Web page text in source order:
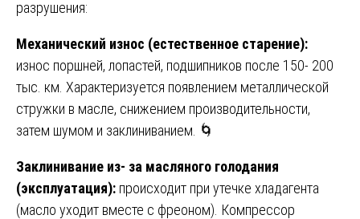
разрушения:
Механический износ (естественное старение):
износ поршней, лопастей, подшипников после 150- 200
тыс. км. Характеризуется появлением металлической
стружки в масле, снижением производительности,
затем шумом и заклиниванием. 🌀
Заклинивание из- за масляного голодания
(эксплуатация): происходит при утечке хладагента
(масло уходит вместе с фреоном). Компрессор